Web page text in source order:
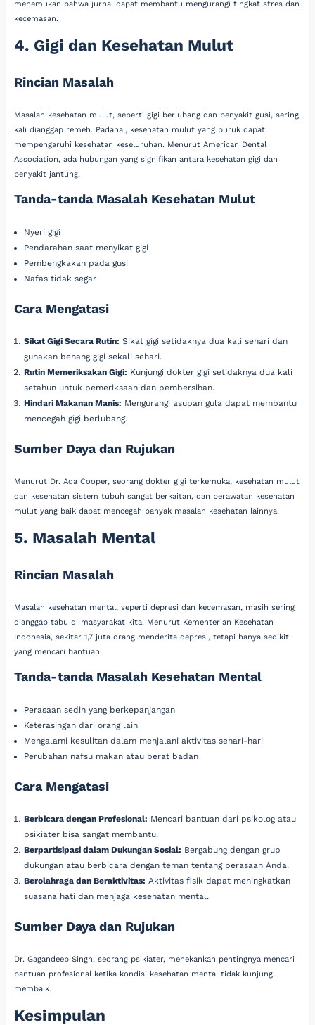
menemukan bahwa jurnal dapat membantu mengurangi tingkat stres dan
kecemasan.
4. Gigi dan Kesehatan Mulut
Rincian Masalah
Masalah kesehatan mulut, seperti gigi berlubang dan penyakit gusi, sering
kali dianggap remeh. Padahal, kesehatan mulut yang buruk dapat
mempengaruhi kesehatan keseluruhan. Menurut American Dental
Association, ada hubungan yang signifikan antara kesehatan gigi dan
penyakit jantung.
Tanda-tanda Masalah Kesehatan Mulut
Nyeri gigi
Pendarahan saat menyikat gigi
Pembengkakan pada gusi
Nafas tidak segar
Cara Mengatasi
Sikat Gigi Secara Rutin: Sikat gigi setidaknya dua kali sehari dan
gunakan benang gigi sekali sehari.
Rutin Memeriksakan Gigi: Kunjungi dokter gigi setidaknya dua kali
setahun untuk pemeriksaan dan pembersihan.
Hindari Makanan Manis: Mengurangi asupan gula dapat membantu
mencegah gigi berlubang.
Sumber Daya dan Rujukan
Menurut Dr. Ada Cooper, seorang dokter gigi terkemuka, kesehatan mulut
dan kesehatan sistem tubuh sangat berkaitan, dan perawatan kesehatan
mulut yang baik dapat mencegah banyak masalah kesehatan lainnya.
5. Masalah Mental
Rincian Masalah
Masalah kesehatan mental, seperti depresi dan kecemasan, masih sering
dianggap tabu di masyarakat kita. Menurut Kementerian Kesehatan
Indonesia, sekitar 1,7 juta orang menderita depresi, tetapi hanya sedikit
yang mencari bantuan.
Tanda-tanda Masalah Kesehatan Mental
Perasaan sedih yang berkepanjangan
Keterasingan dari orang lain
Mengalami kesulitan dalam menjalani aktivitas sehari-hari
Perubahan nafsu makan atau berat badan
Cara Mengatasi
Berbicara dengan Profesional: Mencari bantuan dari psikolog atau
psikiater bisa sangat membantu.
Berpartisipasi dalam Dukungan Sosial: Bergabung dengan grup
dukungan atau berbicara dengan teman tentang perasaan Anda.
Berolahraga dan Beraktivitas: Aktivitas fisik dapat meningkatkan
suasana hati dan menjaga kesehatan mental.
Sumber Daya dan Rujukan
Dr. Gagandeep Singh, seorang psikiater, menekankan pentingnya mencari
bantuan profesional ketika kondisi kesehatan mental tidak kunjung
membaik.
Kesimpulan